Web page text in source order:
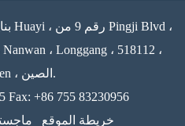
Shenzhen ، الصين.
Fax: +86 755 83230956
خريطة الموقع